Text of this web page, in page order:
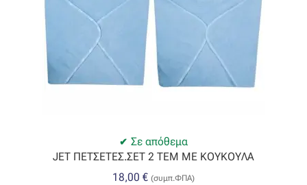
Η εταιρεία μας
Θάλασσα
Κατάστημα
Σε απόθεμα
JET ΠΕΤΣΕΤΕΣ.ΣΕΤ 2 ΤΕΜ MΕ ΚΟΥΚΟΥΛΑ
18,00 € (συμπ.ΦΠΑ)